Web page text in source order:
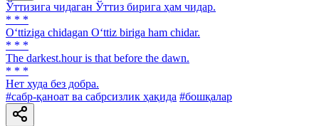
Ўттизига чидаган Ўттиз бирига ҳам чидар.
* * *
O‘ttiziga chidagan O‘ttiz biriga ham chidar.
* * *
The darkest.hour is that before the dawn.
* * *
Нет худа без добра.
#сабр-қаноат ва сабрсизлик ҳақида #бошқалар